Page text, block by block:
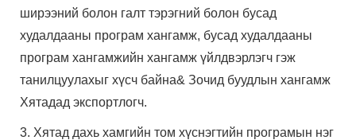
ширээний болон галт тэрэгний болон бусад
худалдааны програм хангамж, бусад худалдааны
програм хангамжийн хангамж үйлдвэрлэгч гэж
танилцуулахыг хүсч байна& Зочид буудлын хангамж
Хятадад экспортлогч.
3. Хятад дахь хамгийн том хүснэгтийн програмын нэг